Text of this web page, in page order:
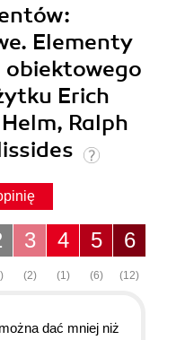
Elementy
Erich
Ralph
6
(12)
5
(6)
4
(1)
3
(2)
dać mniej niż